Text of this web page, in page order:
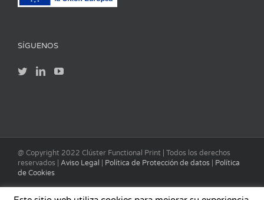
SÍGUENOS
@ Copyright 2022 Clúster Functional Print | Todos los derechos
reservados | Aviso Legal Política de Protección de datos
Política
de Cookies